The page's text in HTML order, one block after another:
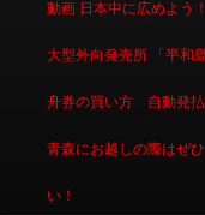
動画 日本中に広めよう
大型外向発売所 「平和
舟券の買い方 自動発
青森にお越しの際はぜ
い！